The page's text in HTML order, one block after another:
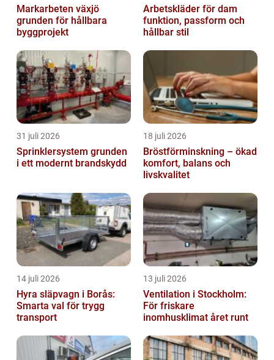
Markarbeten växjö
grunden för hållbara
byggprojekt
Arbetskläder för dam
funktion, passform och
hållbar stil
31 juli 2026
Sprinklersystem grunden
i ett modernt brandskydd
18 juli 2026
Bröstförminskning – ökad
komfort, balans och
livskvalitet
14 juli 2026
Hyra släpvagn i Borås:
Smarta val för trygg
transport
13 juli 2026
Ventilation i Stockholm:
För friskare
inomhusklimat året runt